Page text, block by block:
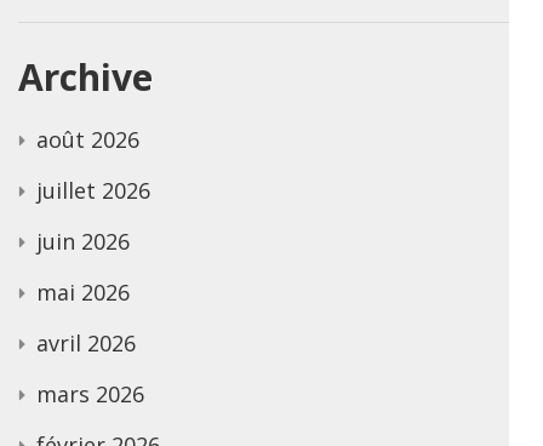
Archive
août 2026
juillet 2026
juin 2026
mai 2026
avril 2026
mars 2026